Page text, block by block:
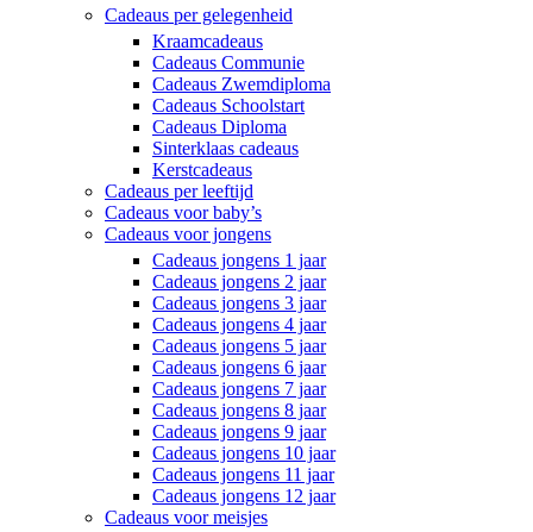
Cadeaus per gelegenheid
Kraamcadeaus
Cadeaus Communie
Cadeaus Zwemdiploma
Cadeaus Schoolstart
Cadeaus Diploma
Sinterklaas cadeaus
Kerstcadeaus
Cadeaus per leeftijd
Cadeaus voor baby’s
Cadeaus voor jongens
Cadeaus jongens 1 jaar
Cadeaus jongens 2 jaar
Cadeaus jongens 3 jaar
Cadeaus jongens 4 jaar
Cadeaus jongens 5 jaar
Cadeaus jongens 6 jaar
Cadeaus jongens 7 jaar
Cadeaus jongens 8 jaar
Cadeaus jongens 9 jaar
Cadeaus jongens 10 jaar
Cadeaus jongens 11 jaar
Cadeaus jongens 12 jaar
Cadeaus voor meisjes